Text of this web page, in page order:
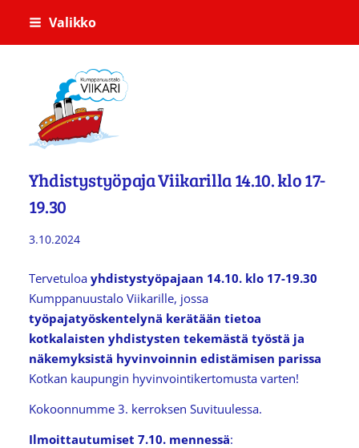
Siirry
Valikko
Kumppanuustalo Viikari
Yhdistystyöpaja Viikarilla 14.10. klo 17-
19.30
3.10.2024
Tervetuloayhdistystyöpajaan 14.10. klo 17-19.30
Kumppanuustalo Viikarille, jossa
työpajatyöskentelynä kerätään tietoa
kotkalaisten yhdistysten tekemästä työstä ja
näkemyksistä hyvinvoinnin edistämisen parissa
Kotkan kaupungin hyvinvointikertomusta varten!
Kokoonnumme 3. kerroksen Suvituulessa.
Ilmoittautumiset 7.10. mennessä: